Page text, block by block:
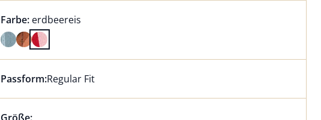
Farbauswahl:
Farbe: aktuell ausgewählt:
erdbeereis
Farbe erdbeereis ausgewählt
Dieser Artikel hat die Passform Regular Fit. für Informationen zu
Passform:Regular Fit
Größenauswahl: